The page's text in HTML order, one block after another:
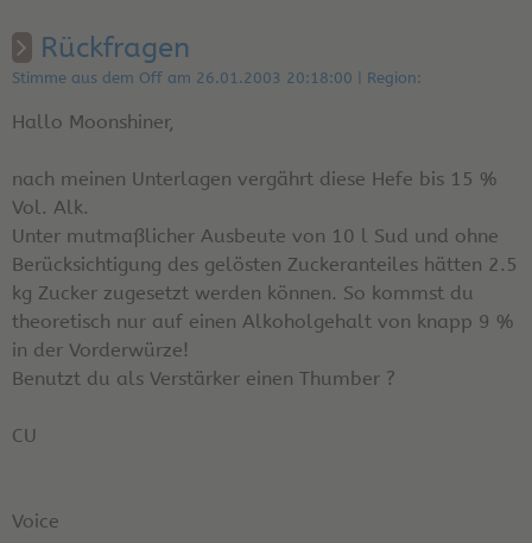
Rückfragen
Stimme aus dem Off am 26.01.2003 20:18:00 | Region:
Hallo Moonshiner,
nach meinen Unterlagen vergährt diese Hefe bis 15 %
Vol. Alk.
Unter mutmaßlicher Ausbeute von 10 l Sud und ohne
Berücksichtigung des gelösten Zuckeranteiles hätten 2.5
kg Zucker zugesetzt werden können. So kommst du
theoretisch nur auf einen Alkoholgehalt von knapp 9 %
in der Vorderwürze!
Benutzt du als Verstärker einen Thumber ?
CU
Voice